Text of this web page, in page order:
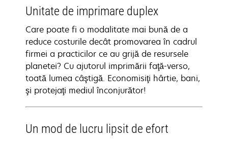
Unitate de imprimare duplex
Care poate fi o modalitate mai bună de a
reduce costurile decât promovarea în cadrul
firmei a practicilor ce au grijă de resursele
planetei? Cu ajutorul imprimării faţă-verso,
toată lumea câştigă. Economisiţi hârtie, bani,
şi protejaţi mediul înconjurător!
Un mod de lucru lipsit de efort